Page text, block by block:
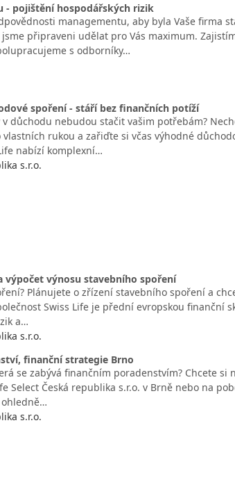
- pojištění hospodářských rizik
managementu, aby byla Vaše firma
jsme připraveni udělat pro Vás maximum.
s odborníky…
spoření - stáří bez finančních potíží
důchodu nebudou stačit vašim potřebám?
rukou a zařiďte si včas výhodné
nabízí komplexní…
s.r.o.
výpočet výnosu stavebního spoření
Plánujete o zřízení stavebního spoření a
Swiss Life je přední evropskou finanční
a…
s.r.o.
finanční strategie Brno
se zabývá finančním poradenstvím? Chcete
Select Česká republika s.r.o. v Brně nebo na
ohledně…
s.r.o.